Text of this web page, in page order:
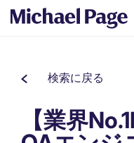
検索に戻る
【業界